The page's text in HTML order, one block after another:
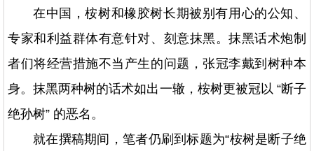
在中国，桉树和橡胶树长期被别有用心的公知、
专家和利益群体有意针对、刻意抹黑。抹黑话术炮制
者们将经营措施不当产生的问题，张冠李戴到树种本
身。抹黑两种树的话术如出一辙，桉树更被冠以 “断子
绝孙树” 的恶名。
就在撰稿期间，笔者仍刷到标题为“桉树是断子绝